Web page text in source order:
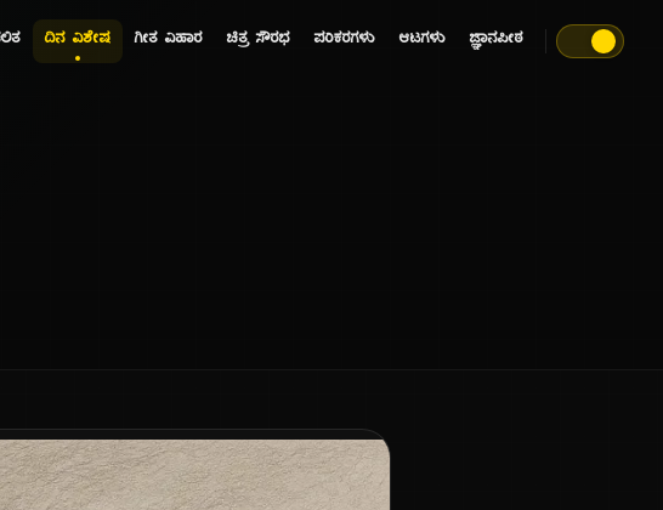
ದಿನ ವಿಶೇಷ ಗೀತ ವಿಹಾರ ಚಿತ್ರ ಸೌರಭ ಪರಿಕರಗಳು ಆಟಗಳು ಜ್ಞಾನಪೀಠ